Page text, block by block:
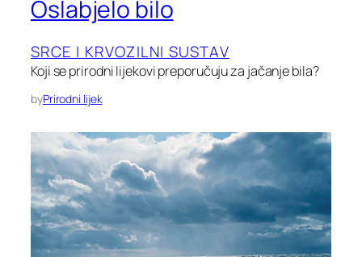
Oslabjelo bilo
SRCE I KRVOZILNI SUSTAV
Koji se prirodni lijekovi preporučuju za jačanje bila?
byPrirodni lijek